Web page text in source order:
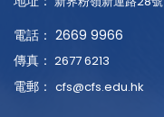
電話： 2669 9966
傳真： 2677 6213
電郵： cfs@cfs.edu.hk